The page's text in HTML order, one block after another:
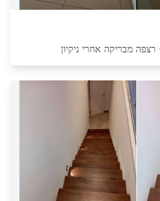
רצפה מבריקה אחרי ניקיון